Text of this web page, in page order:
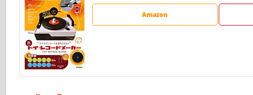
Amazon